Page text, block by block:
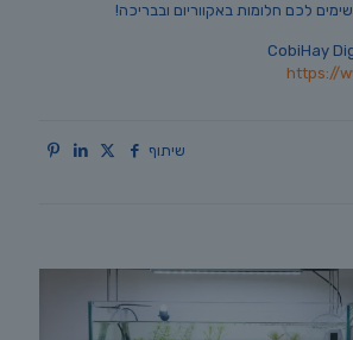
לכם חלומות באקווריום ובבריכה!
https://
שיתוף